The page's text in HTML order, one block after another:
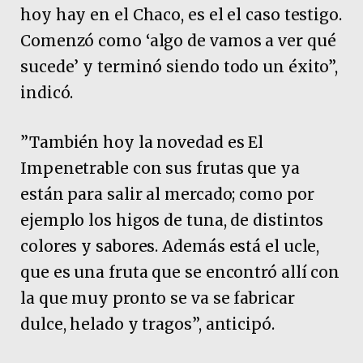
hoy hay en el Chaco, es el el caso testigo.
Comenzó como ‘algo de vamos a ver qué
sucede’ y terminó siendo todo un éxito”,
indicó.
”También hoy la novedad es El
Impenetrable con sus frutas que ya
están para salir al mercado; como por
ejemplo los higos de tuna, de distintos
colores y sabores. Además está el ucle,
que es una fruta que se encontró allí con
la que muy pronto se va se fabricar
dulce, helado y tragos”, anticipó.